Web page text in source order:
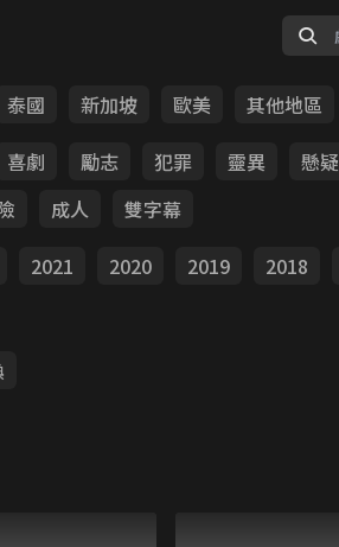
泰國 新加坡 歐美
其他地區
喜劇 勵志 犯罪 靈異 懸疑
成人
雙字幕
2021 2020 2019 2018